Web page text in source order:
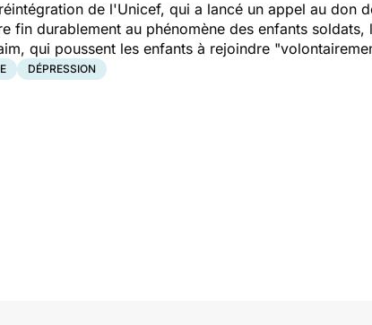
de l'Unicef, qui a lancé un appel au don
fin durablement au phénomène des enfants
qui poussent les enfants à rejoindre
DÉPRESSION